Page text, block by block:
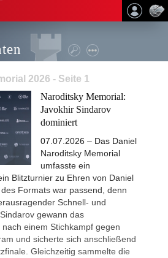
2026 - Seite 1
Naroditsky Memorial:
Javokhir Sindarov
dominiert
07.07.2026 – Das Daniel
Naroditsky Memorial
umfasste ein
Blitzturnier zu Ehren von Daniel
Formats war passend, denn
Schnell- und
gewann das
einem Stichkampf gegen
und sicherte sich anschließend
Gleichzeitig sammelte die